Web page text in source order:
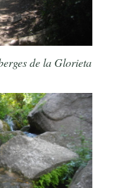
de la Glorieta